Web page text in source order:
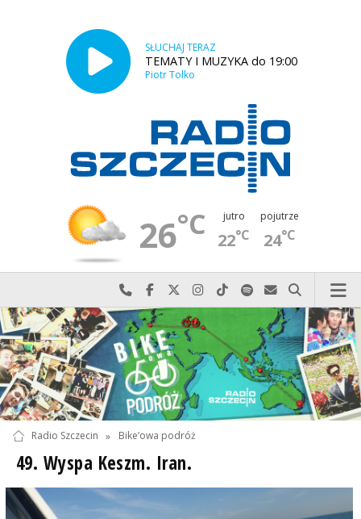
SŁUCHAJ TERAZ
TEMATY I MUZYKA do 19:00
Piotr Tolko
26°C jutro
22°C
pojutrze
24°C
Najlepiej po prostu do nas zadzwoń
Odwiedź nas na Facebook-u
Odwiedź nas na X
Odwiedź nas na Instagram-ie
Odwiedź nas na TikTok-u
Szukaj nas na Spotify
Wyślij do nas
Szukaj
Radio Szczecin » Bike’owa podróż
49. Wyspa Keszm. Iran.